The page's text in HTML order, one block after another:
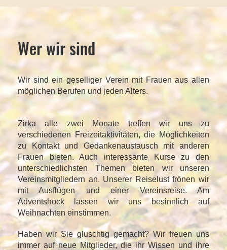
Wer wir sind
Wir sind ein geselliger Verein mit Frauen aus allen
möglichen Berufen und jeden Alters.
Zirka alle zwei Monate treffen wir uns zu
verschiedenen Freizeitaktivitäten, die Möglichkeiten
zu Kontakt und Gedankenaustausch mit anderen
Frauen bieten.Auch interessante Kurse zu den
unterschiedlichsten Themen bieten wir unseren
Vereinsmitgliedern an. Unserer Reiselust frönen wir
mit Ausflügen und einer Vereinsreise. Am
Adventshock lassen wir uns besinnlich auf
Weihnachten einstimmen.
Haben wir Sie gluschtig gemacht?Wir freuen uns
immer auf neue Mitglieder, die ihr Wissen und ihre